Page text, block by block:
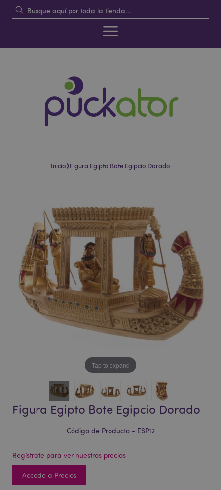
Inicio›Figura Egipto Bote Egipcio Dorado
galería
imágenes
galería
imágenes
Tap to expand
Figura Egipto Bote Egipcio Dorado
Código de Producto - ESP12
Regístrate para ver nuestros precios
Accede a Precios